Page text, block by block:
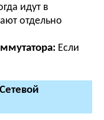
идут в
отдельно
Если